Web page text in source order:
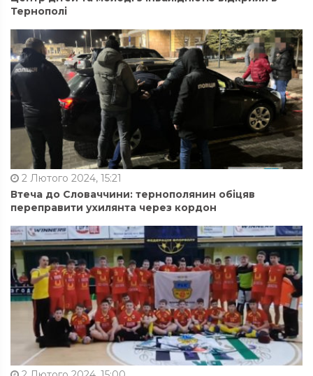
Тернополі
2 Лютого 2024, 15:21
Втеча до Словаччини: тернополянин обіцяв
переправити ухилянта через кордон